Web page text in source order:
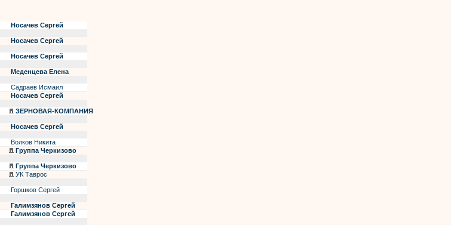
Носачев Сергей
Носачев Сергей
Носачев Сергей
Меденцева Елена
Садраев Исмаил
Носачев Сергей
ЗЕРНОВАЯ-КОМПАНИЯ
Носачев Сергей
Волков Никита
Группа Черкизово
Группа Черкизово
УК Таврос
Горшков Сергей
Галимзянов Сергей
Галимзянов Сергей